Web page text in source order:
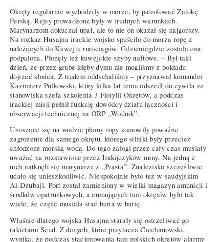
Okręty regularnie wychodziły w morze, by patrolować Zatokę
Perską. Rejsy prowadzone były w trudnych warunkach.
Marynarzom dokuczał upał, ale to nie on okazał się najgorszy.
Na rozkaz Husajna irackie wojsko spuściło do morza ropę z
należących do Kuwejtu rurociągów. Gdzieniegdzie została ona
podpalona. Płonęły też kuwejckie szyby naftowe. – Był taki
dzień, że przez grube kłęby dymu nie mogliśmy z pokładu
dojrzeć słońca. Z trudem oddychaliśmy – przyznawał komandor
Kazimierz Pulkowski, który kilka lat temu odszedł do cywila ze
stanowiska szefa szkolenia 3 Flotylli Okrętów, a podczas
irackiej misji pełnił funkcję dowódcy działu łączności i
obserwacji technicznej na ORP „Wodnik”.
Unoszące się na wodzie plamy ropy stanowiły poważne
zagrożenie dla samego okrętu, którego silniki były przecież
chłodzone morską wodą. Do tego załogi przez cały czas musiały
uważać na rozstawione przez Irakijczyków miny. Na jedną z
nich natknęli się marynarze z „Piasta”. Znalezisko szczęśliwie
udało się unieszkodliwić. Niespokojnie było też w saudyjskim
Al-Dżubajl. Port został zamieniony w wielki magazyn amunicji i
środków opatrunkowych, a cumujących tam okrętów było tak
wiele, że część musiała stać burta w burtę.
Właśnie dlatego wojska Husajna starały się ostrzeliwać go
rakietami Scud. Z danych, które przytacza Ciechanowski,
wynika, że podczas stacjonowania tam polskich okrętów alarmy